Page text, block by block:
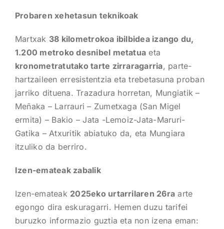
Probaren xehetasun teknikoak
Martxak 38 kilometrokoa ibilbidea izango du,
1.200 metroko desnibel metatua eta
kronometratutako tarte zirraragarria, parte-
hartzaileen erresistentzia eta trebetasuna proban
jarriko dituena. Trazadura horretan, Mungiatik –
Meñaka – Larrauri – Zumetxaga (San Migel
ermita) – Bakio – Jata -Lemoiz-Jata-Maruri-
Gatika – Atxuritik abiatuko da, eta Mungiara
itzuliko da berriro.
Izen-emateak zabalik
Izen-emateak 2025eko urtarrilaren 26ra arte
egongo dira eskuragarri. Hemen duzu tarifei
buruzko informazio guztia eta non izena eman: